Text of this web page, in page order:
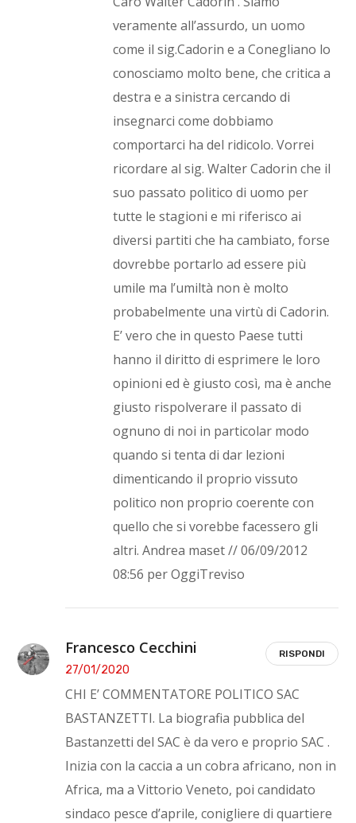
veramente all’assurdo, un uomo
come il sig.Cadorin e a Conegliano lo
conosciamo molto bene, che critica a
destra e a sinistra cercando di
insegnarci come dobbiamo
comportarci ha del ridicolo. Vorrei
ricordare al sig. Walter Cadorin che il
suo passato politico di uomo per
tutte le stagioni e mi riferisco ai
diversi partiti che ha cambiato, forse
dovrebbe portarlo ad essere più
umile ma l’umiltà non è molto
probabelmente una virtù di Cadorin.
E’ vero che in questo Paese tutti
hanno il diritto di esprimere le loro
opinioni ed è giusto così, ma è anche
giusto rispolverare il passato di
ognuno di noi in particolar modo
quando si tenta di dar lezioni
dimenticando il proprio vissuto
politico non proprio coerente con
quello che si vorebbe facessero gli
altri. Andrea maset // 06/09/2012
08:56 per OggiTreviso
Francesco Cecchini
27/01/2020
CHI E’ COMMENTATORE POLITICO SAC
BASTANZETTI. La biografia pubblica del
Bastanzetti del SAC è da vero e proprio SAC .
Inizia con la caccia a un cobra africano, non in
Africa, ma a Vittorio Veneto, poi candidato
sindaco pesce d’aprile, conigliere di quartiere
RISPONDI